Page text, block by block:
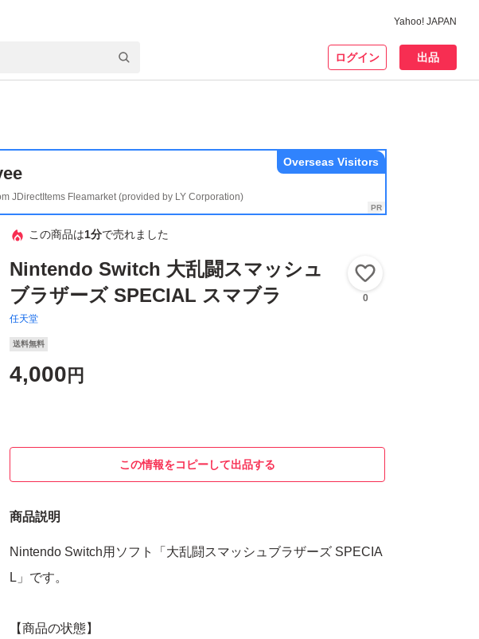
Yahoo! JAPAN
ログイン 出品
JDirectItems Fleamarket (provided by LY Corporation)
Overseas Visitors
この商品は1分で売れました
Nintendo Switch 大乱闘スマッシュ
ブラザーズ SPECIAL スマブラ
任天堂
0
送料無料
4,000 円
この情報をコピーして出品する
商品説明
Nintendo Switch用ソフト「大乱闘スマッシュブラザーズ SPECIA
L」です。
【商品の状態】